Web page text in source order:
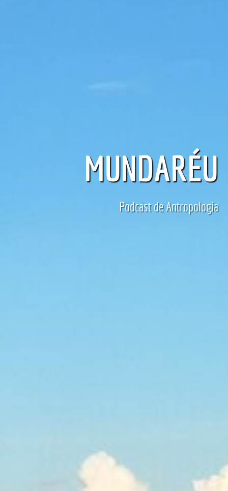
MUNDARÉU
Podcast de Antropologia